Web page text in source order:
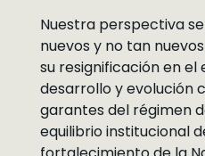
Nuestra perspectiva
nuevos y no tan
su resignificación en el
desarrollo y evolución
garantes del régimen
equilibrio institucional